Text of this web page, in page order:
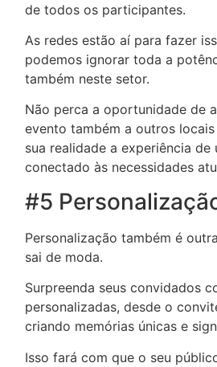
de todos os participantes.
As redes estão aí para fazer
podemos ignorar toda a
também neste setor.
Não perca a oportunidade de
evento também a outros
sua realidade a experiência de
conectado às necessidades
#5
Personalização também é
sai de moda.
Surpreenda seus convidados
personalizadas, desde o
criando memórias únicas e
Isso fará com que o seu